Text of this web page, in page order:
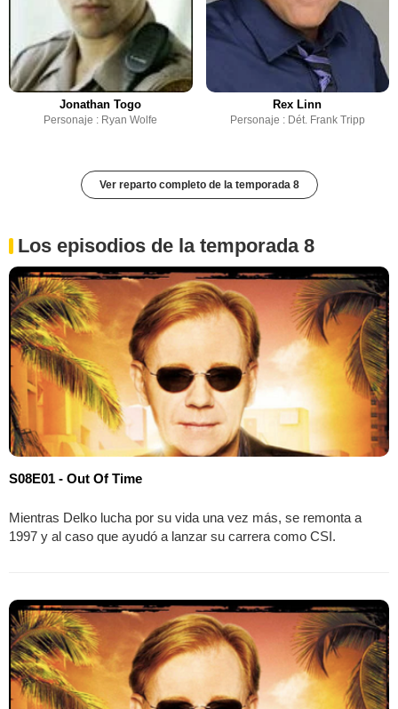
Jonathan Togo
Personaje : Ryan Wolfe
Rex Linn
Personaje : Dét. Frank Tripp
Ver reparto completo de la temporada 8
Los episodios de la temporada 8
S08E01 - Out Of Time
Mientras Delko lucha por su vida una vez más, se remonta a
1997 y al caso que ayudó a lanzar su carrera como CSI.